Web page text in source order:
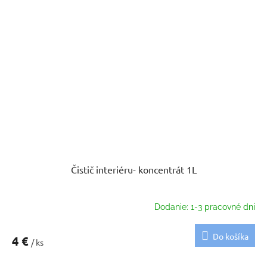
Čistič interiéru- koncentrát 1L
Dodanie: 1-3 pracovné dni
4 € / ks
Do košíka